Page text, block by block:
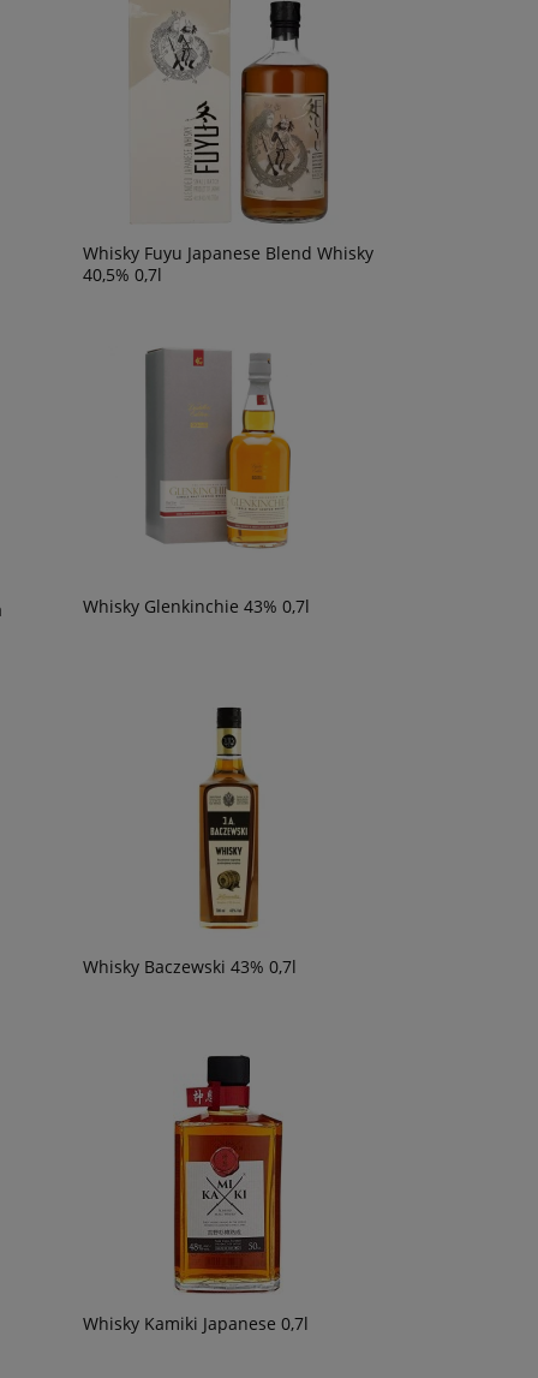
Whisky Fuyu Japanese Blend Whisky
40,5% 0,7l
Whisky Glenkinchie 43% 0,7l
Whisky Baczewski 43% 0,7l
Whisky Kamiki Japanese 0,7l